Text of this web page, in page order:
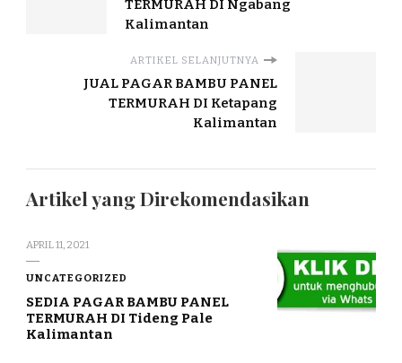
TERMURAH DI Ngabang
Kalimantan
ARTIKEL SELANJUTNYA
JUAL PAGAR BAMBU PANEL
TERMURAH DI Ketapang
Kalimantan
Artikel yang Direkomendasikan
APRIL 11, 2021
UNCATEGORIZED
SEDIA PAGAR BAMBU PANEL
TERMURAH DI Tideng Pale
Kalimantan